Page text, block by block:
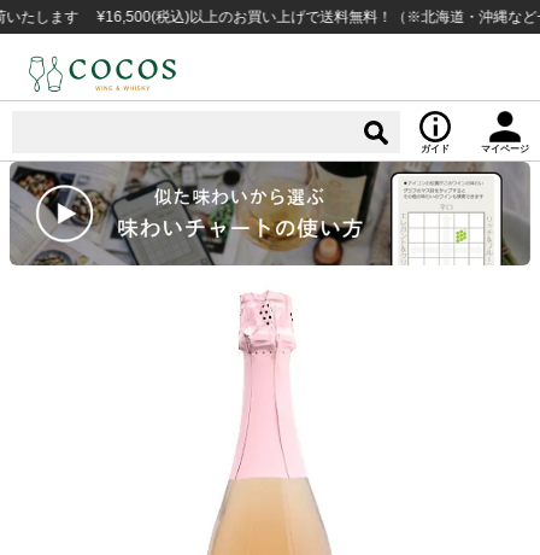
す ¥16,500(税込)以上のお買い上げで送料無料！（※北海道・沖縄など一部例
ガイド マイページ